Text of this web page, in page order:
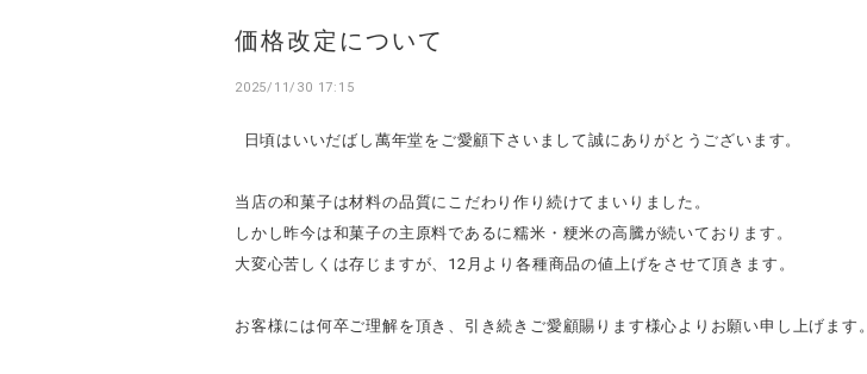
価格改定について
2025/11/30 17:15
日頃はいいだばし萬年堂をご愛顧下さいまして誠にありがとうございます。
当店の和菓子は材料の品質にこだわり作り続けてまいりました。
しかし昨今は和菓子の主原料であるに糯米・粳米の高騰が続いております。
大変心苦しくは存じますが、12月より各種商品の値上げをさせて頂きます。
お客様には何卒ご理解を頂き、引き続きご愛顧賜ります様心よりお願い申し上げます。